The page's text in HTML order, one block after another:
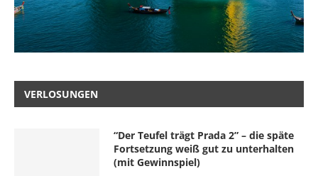
VERLOSUNGEN
“Der Teufel trägt Prada 2” – die späte
Fortsetzung weiß gut zu unterhalten
(mit Gewinnspiel)